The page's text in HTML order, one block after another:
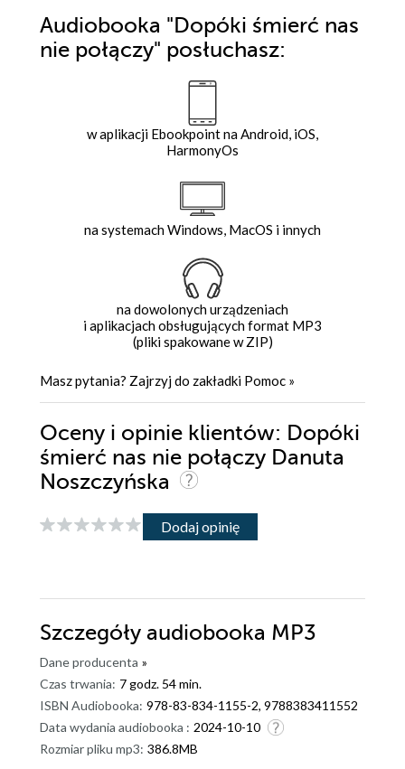
Audiobooka "Dopóki śmierć nas
nie połączy" posłuchasz:
w aplikacji Ebookpoint na Android, iOS,
HarmonyOs
na systemach Windows, MacOS i innych
na dowolonych urządzeniach
i aplikacjach obsługujących format MP3
(pliki spakowane w ZIP)
Masz pytania? Zajrzyj do zakładki Pomoc »
Oceny i opinie klientów: Dopóki
śmierć nas nie połączy Danuta
Noszczyńska
Dodaj opinię
Szczegóły audiobooka MP3
Dane producenta »
Czas trwania: 7 godz. 54 min.
ISBN Audiobooka: 978-83-834-1155-2, 9788383411552
Data wydania audiobooka : 2024-10-10
Rozmiar pliku mp3: 386.8MB